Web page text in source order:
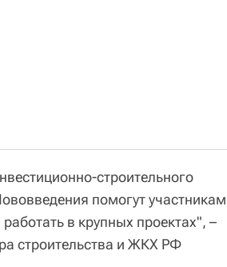
строительного
помогут участникам
в крупных проектах", –
строительства и ЖКХ РФ